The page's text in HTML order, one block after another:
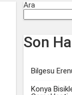
Ara
Son
Bilgesu
Konya